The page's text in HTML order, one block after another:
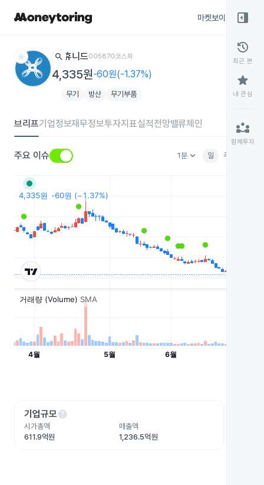
마켓보이스
star search 휴니드005870코스피
4,335원-60원(-1.37%)
무기 방산 무기부품
브리프기업정보재무정보투자지표실적전망밸류체인
주요 이슈 1분keyboard_arrow_down 일 주
기업규모help
시가총액
611.9억원
매출액
1,236.5억원
right_panel_open
history
최근 본
star
내 관심
partner_exchange
함께투자